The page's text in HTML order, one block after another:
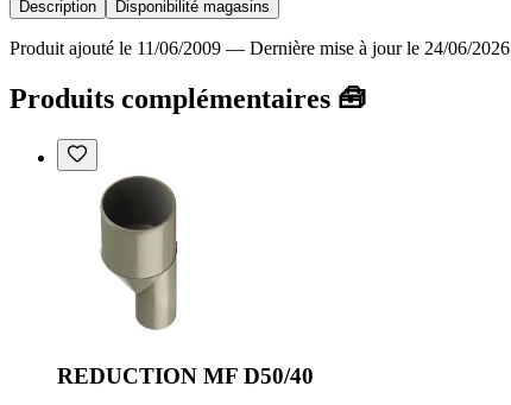
Description
Disponibilité magasins
Produit ajouté le 11/06/2009 — Dernière mise à jour le 24/06/2026
Produits complémentaires 🧰
REDUCTION MF D50/40